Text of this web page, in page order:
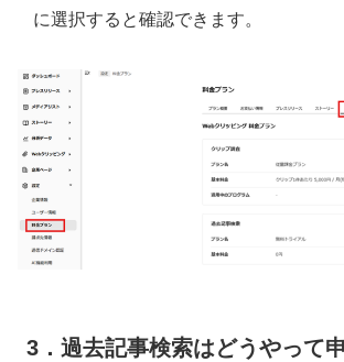
に選択すると確認できます。
3．過去記事検索はどうやって